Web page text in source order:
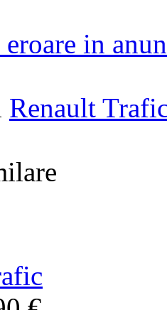
eroare in
Renault